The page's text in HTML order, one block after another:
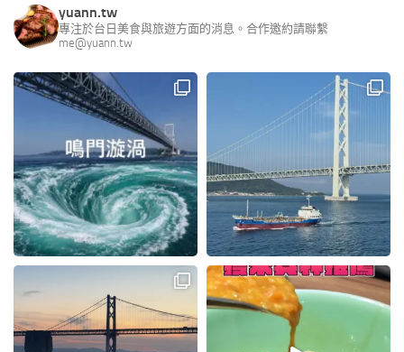
yuann.tw
專注於台日美食與旅遊方面的消息。合作邀約請聯繫
me@yuann.tw